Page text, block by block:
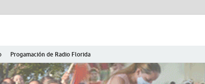
Progamación de Radio Florida